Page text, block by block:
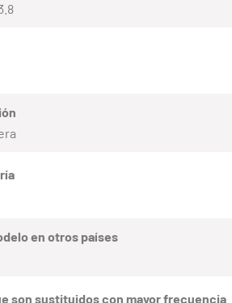
en otros países
son sustituidos con mayor frecuencia